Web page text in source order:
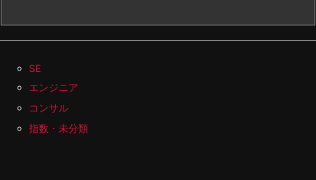
SE
エンジニア
コンサル
指数・未分類